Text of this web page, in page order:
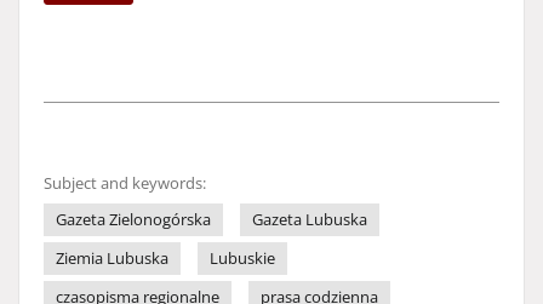
Subject and keywords:
Gazeta Zielonogórska
Gazeta Lubuska
Ziemia Lubuska
Lubuskie
czasopisma regionalne
prasa codzienna